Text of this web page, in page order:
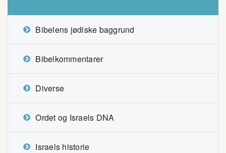
Bibelens jødiske baggrund
Bibelkommentarer
Diverse
Ordet og Israels DNA
Israels historie